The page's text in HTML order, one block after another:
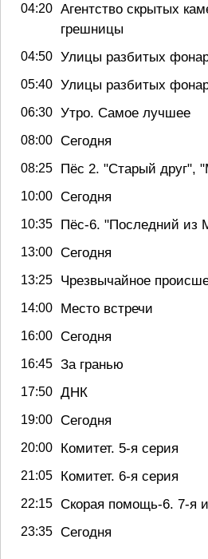
04:20 Агентство скрытых
грешницы
04:50 Улицы разбитых
05:40 Улицы разбитых
06:30 Утро. Самое лучшее
08:00 Сегодня
08:25 Пёс 2. "Старый друг",
10:00 Сегодня
10:35 Пёс-6. "Последний из
13:00 Сегодня
13:25 Чрезвычайное
14:00 Место встречи
16:00 Сегодня
16:45 За гранью
17:50 ДНК
19:00 Сегодня
20:00 Комитет. 5-я серия
21:05 Комитет. 6-я серия
22:15 Скорая помощь-6. 7-я
23:35 Сегодня